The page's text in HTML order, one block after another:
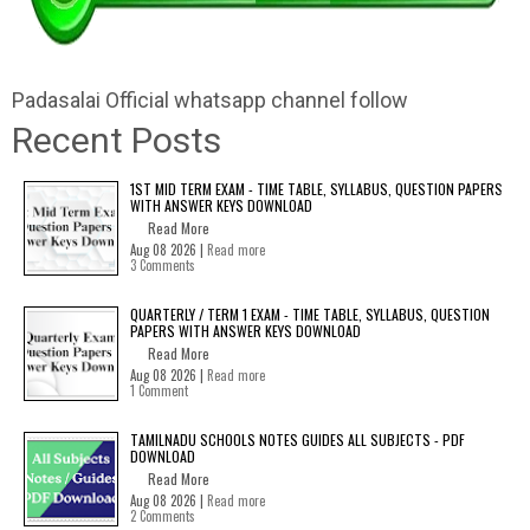
Padasalai Official whatsapp channel follow
Recent Posts
1ST MID TERM EXAM - TIME TABLE, SYLLABUS, QUESTION PAPERS
WITH ANSWER KEYS DOWNLOAD
Read More
Aug 08 2026 | Read more
3 Comments
QUARTERLY / TERM 1 EXAM - TIME TABLE, SYLLABUS, QUESTION
PAPERS WITH ANSWER KEYS DOWNLOAD
Read More
Aug 08 2026 | Read more
1 Comment
TAMILNADU SCHOOLS NOTES GUIDES ALL SUBJECTS - PDF
DOWNLOAD
Read More
Aug 08 2026 | Read more
2 Comments